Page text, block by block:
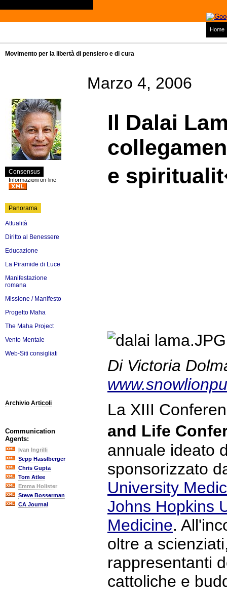
Home
Movimento per la libertà di pensiero e di cura
Consensus
Informazioni on-line
Panorama
Attualità
Diritto al Benessere
Educazione
La Piramide di Luce
Manifestazione
romana
Missione / Manifesto
Progetto Maha
The Maha Project
Vento Mentale
Web-Siti consigliati
Archivio Articoli
Communication
Agents:
Ivan Ingrilli
Sepp Hasslberger
Chris Gupta
Tom Atlee
Emma Holister
Steve Bosserman
CA Journal
Marzo 4, 2006
Il Dalai
e
Di Victoria
La XIII
and Life
annuale ideato
sponsorizzato
University
Johns Hopkins
Medicine.
oltre a
rappresentanti
cattoliche e